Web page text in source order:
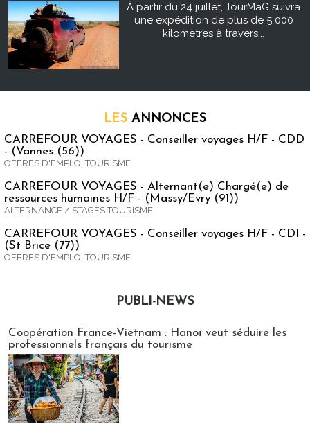
À partir du 24 juillet, TourMaG suivra
une expédition de plus de 5 000
kilomètres à travers...
LES ANNONCES
CARREFOUR VOYAGES - Conseiller voyages H/F - CDD
- (Vannes (56))
OFFRES D'EMPLOI TOURISME
CARREFOUR VOYAGES - Alternant(e) Chargé(e) de
ressources humaines H/F - (Massy/Evry (91))
ALTERNANCE / STAGES TOURISME
CARREFOUR VOYAGES - Conseiller voyages H/F - CDI -
(St Brice (77))
OFFRES D'EMPLOI TOURISME
PUBLI-NEWS
Coopération France-Vietnam : Hanoï veut séduire les
professionnels français du tourisme